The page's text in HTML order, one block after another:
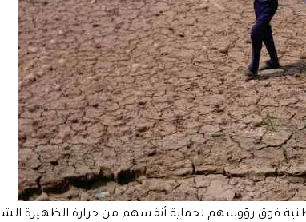
رؤوسهم لحماية أنفسهم من حرارة الظهيرة الشديدة